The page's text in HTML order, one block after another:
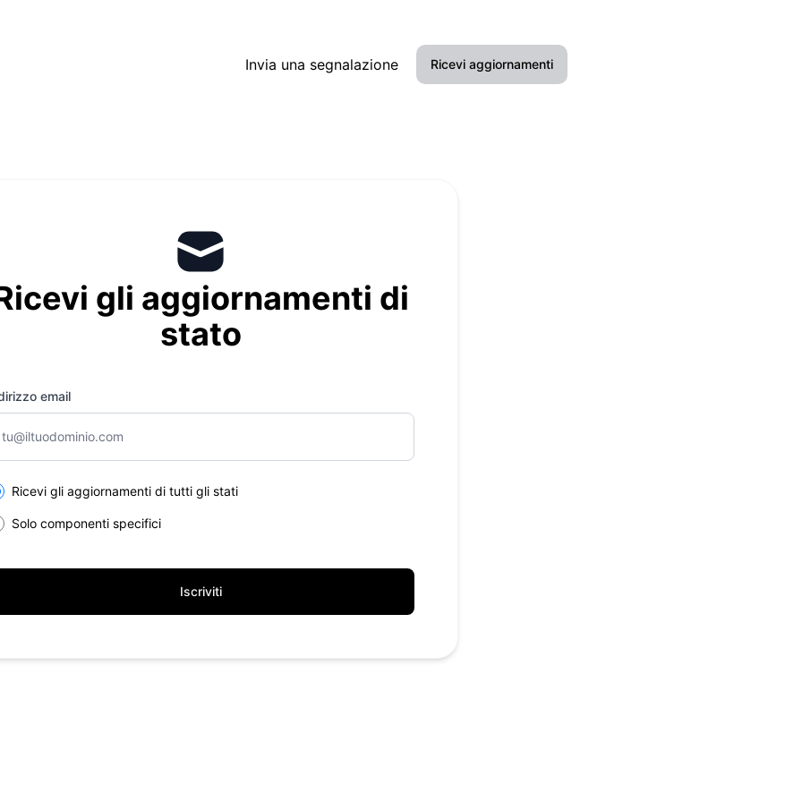
Invia una segnalazione Ricevi aggiornamenti
gli aggiornamenti di
stato
email
the components you want to receive updates for
Ricevi gli aggiornamenti di tutti gli stati
Solo componenti specifici
Iscriviti